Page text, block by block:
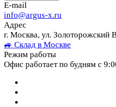
E-mail
info@argus-x.ru
Адрес
г. Москва, ул. Золоторожский
🚙 Склад в Москве
Режим работы
Офис работает по будням с